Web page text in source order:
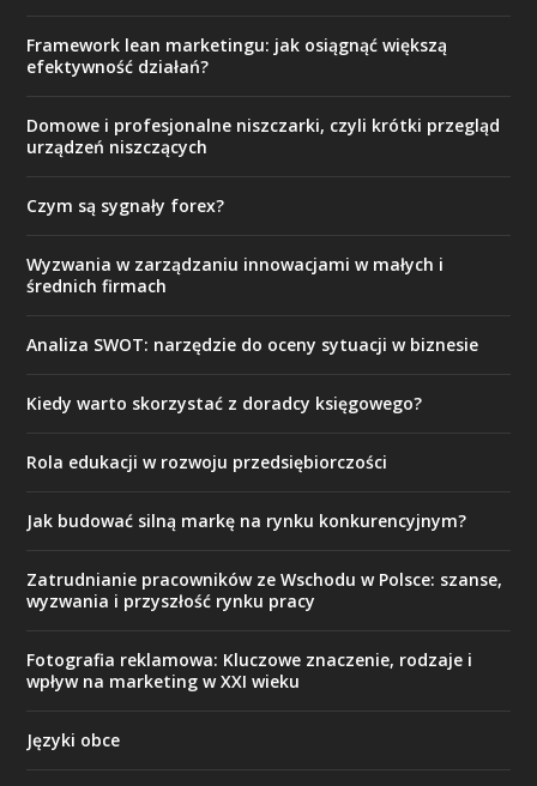
Framework lean marketingu: jak osiągnąć większą
efektywność działań?
Domowe i profesjonalne niszczarki, czyli krótki przegląd
urządzeń niszczących
Czym są sygnały forex?
Wyzwania w zarządzaniu innowacjami w małych i
średnich firmach
Analiza SWOT: narzędzie do oceny sytuacji w biznesie
Kiedy warto skorzystać z doradcy księgowego?
Rola edukacji w rozwoju przedsiębiorczości
Jak budować silną markę na rynku konkurencyjnym?
Zatrudnianie pracowników ze Wschodu w Polsce: szanse,
wyzwania i przyszłość rynku pracy
Fotografia reklamowa: Kluczowe znaczenie, rodzaje i
wpływ na marketing w XXI wieku
Języki obce